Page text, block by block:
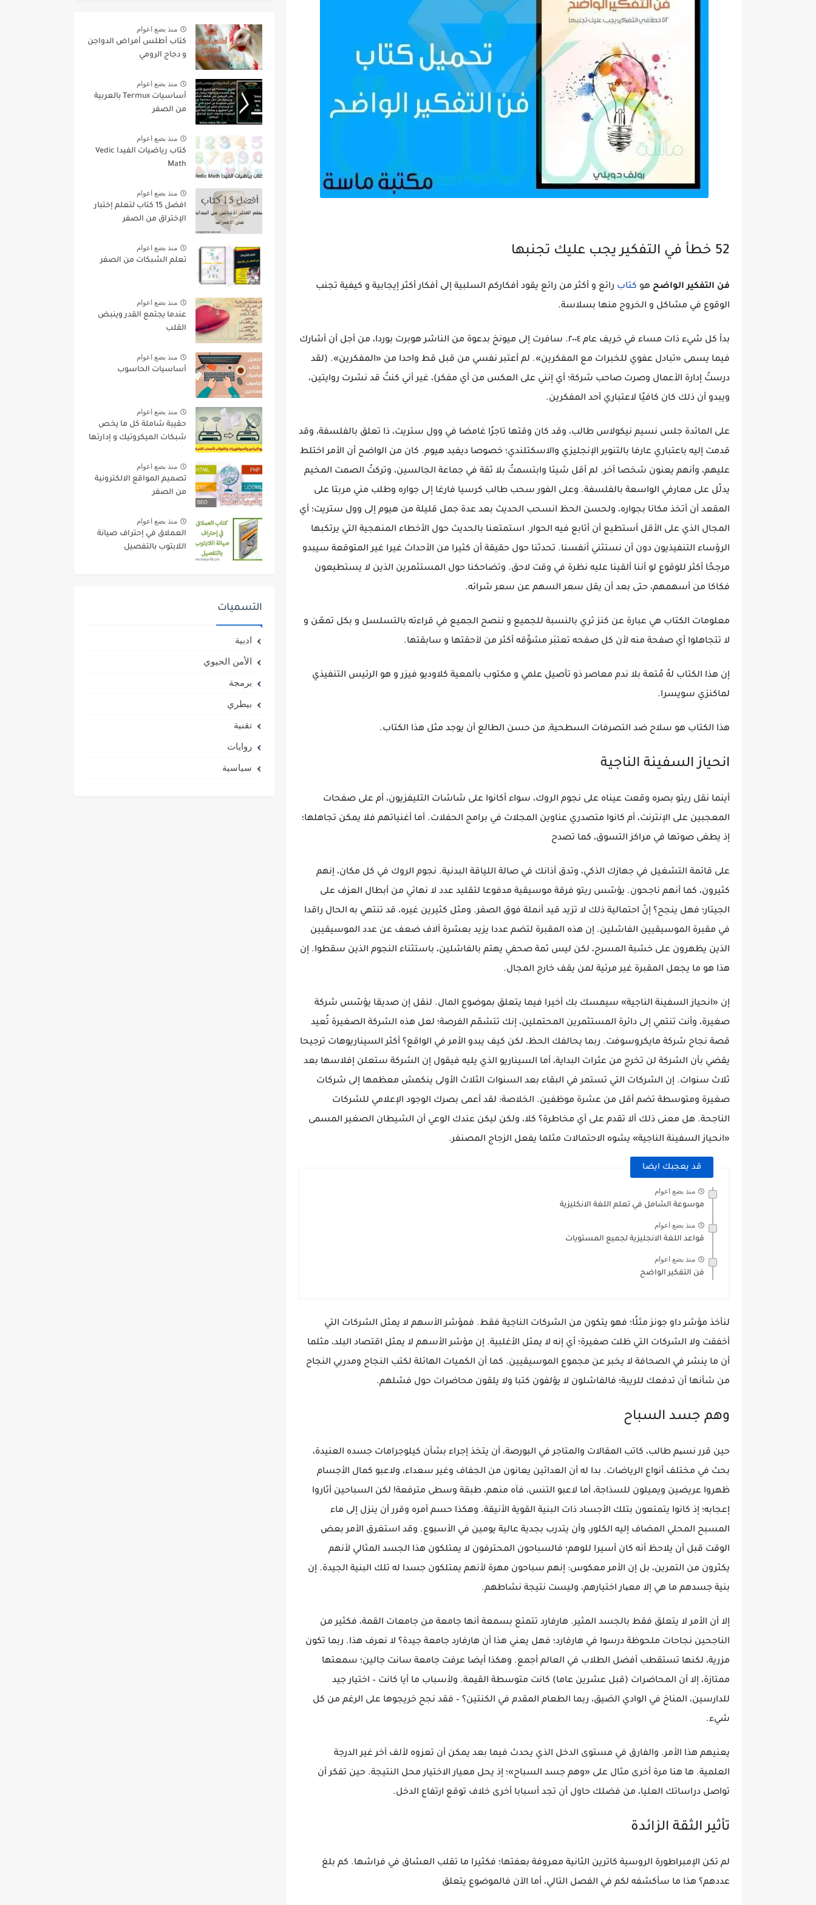
52 خطأ في التفكير يجب عليك تجنبها
فن التفكير الواضح هو كتاب رائع و أكثر من رائع يقود أفكاركم السلبية إلى أفكار أكثر إيجابية و كيفية تجنب
الوقوع في مشاكل و الخروج منها بسلاسة.
بدأ كل شيء ذات مساء في خريف عام ٢٠٠٤. سافرت إلى ميونخ بدعوة من الناشر هوبرت بوردا، من أجل أن أشارك
فيما يسمى «تبادل عفوي للخبرات مع المفكرين». لم أعتبر نفسي من قبل قط واحدا من «المفكرين». (لقد
درستُ إدارة الأعمال وصرت صاحب شركة؛ أي إنني على العكس من أي مفكر)، غير أني كنتُ قد نشرت روايتين،
ويبدو أن ذلك كان كافيًا لاعتباري أحد المفكرين.
على المائدة جلس نسيم نيكولاس طالب، وقد كان وقتها تاجرًا غامضا في وول ستريت، ذا تعلق بالفلسفة، وقد
قدمت إليه باعتباري عارفا بالتنوير الإنجليزي والاسكتلندي؛ خصوصا ديفيد هيوم. كان من الواضح أن الأمر اختلط
عليهم، وأنهم يعنون شخصا آخر. لم أقل شيئا وابتسمتُ بلا ثقة في جماعة الجالسين، وتركتُ الصمت المخيم
يدلّل على معارفي الواسعة بالفلسفة. وعلى الفور سحب طالب كرسيا فارغا إلى جواره وطلب مني مربتا على
المقعد أن أتخذ مكانا بجواره، ولحسن الحظ انسحب الحديث بعد عدة جمل قليلة من هيوم إلى وول ستريت؛ أي
المجال الذي على الأقل أستطيع أن أتابع فيه الحوار. استمتعنا بالحديث حول الأخطاء المنهجية التي يرتكبها
الرؤساء التنفيذيون دون أن نستثني أنفسنا. تحدثنا حول حقيقة أن كثيرا من الأحداث غيرا غير المتوقعة سيبدو
مرجحًا أكثر للوقوع لو أننا ألقينا عليه نظرة في وقت لاحق. وتضاحكنا حول المستثمرين الذين لا يستطيعون
فكاكا من أسهمهم، حتى بعد أن يقل سعر السهم عن سعر شرائه.
معلومات الكتاب هي عبارة عن كنز ثري بالنسبة للجميع و ننصح الجميع في قراءته بالتسلسل و بكل تمعّن و
لا تتجاهلوا أي صفحة منه لأن كل صفحه تعتبَر مشوِّقه أكثر من لآحقتها و سابقتها.
إن هذا الكتاب لهُ مُتعة بلا ندم معاصر ذو تأصيل علمي و مكتوب بألمعية كلاوديو فيزر و هو الرئيس التنفيذي
لماكنزي سويسرا.
هذا الكتاب هو سلاح ضد التصرفات السطحية, من حسن الطالع أن يوجد مثل هذا الكتاب.
انحياز السفينة الناجية
أينما نقل ريتو بصره وقعت عيناه على نجوم الروك، سواء أكانوا على شاشات التليفزيون، أم على صفحات
المعجبين على الإنترنت، أم كانوا متصدري عناوين المجلات في برامج الحفلات. أما أغنياتهم فلا يمكن تجاهلها؛
إذ يطغى صوتها في مراكز التسوق، كما تصدح
على قائمة التشغيل في جهازك الذكي، وتدق آذانك في صالة اللياقة البدنية. نجوم الروك في كل مكان، إنهم
كثيرون، كما أنهم ناجحون. يؤسّس ريتو فرقة موسيقية مدفوعا لتقليد عدد لا نهائي من أبطال العزف على
الجيتار؛ فهل ينجح؟ إنّ احتمالية ذلك لا تزيد قيد أنملة فوق الصفر. ومثل كثيرين غيره، قد تنتهي به الحال راقدا
في مقبرة الموسيقيين الفاشلين. إن هذه المقبرة لتضم عددا يزيد بعشرة آلاف ضعف عن عدد الموسيقيين
الذين يظهرون على خشبة المسرح، لكن ليس ثمة صحفي يهتم بالفاشلين، باستثناء النجوم الذين سقطوا. إن
هذا هو ما يجعل المقبرة غير مرئية لمن يقف خارج المجال.
إن «انحياز السفينة الناجية» سيمسك بك أخيرا فيما يتعلق بموضوع المال. لنقل إن صديقا يؤسّس شركة
صغيرة، وأنت تنتمي إلى دائرة المستثمرين المحتملين، إنك تتشمّم الفرصة؛ لعل هذه الشركة الصغيرة تُعيد
قصة نجاح شركة مايكروسوفت. ربما يحالفك الحظ، لكن كيف يبدو الأمر في الواقع؟ أكثر السيناريوهات ترجيحا
يقضي بأن الشركة لن تخرج من عثرات البداية، أما السيناريو الذي يليه فيقول إن الشركة ستعلن إفلاسها بعد
ثلاث سنوات. إن الشركات التي تستمر في البقاء بعد السنوات الثلاث الأولى ينكمش معظمها إلى شركات
صغيرة ومتوسطة تضم أقل من عشرة موظفين. الخلاصة: لقد أعمى بصرك الوجود الإعلامي للشركات
الناجحة. هل معنى ذلك ألا تقدم على أي مخاطرة؟ كلا، ولكن ليكن عندك الوعي أن الشيطان الصغير المسمى
«انحياز السفينة الناجية» يشوه الاحتمالات مثلما يفعل الزجاج المصنفر.
قد يعجبك ايضا
منذ بضع اعوام
موسوعة الشامل في تعلم اللغة الانكليزية
منذ بضع اعوام
قواعد اللغة الانجليزية لجميع المستويات
منذ بضع اعوام
فن التفكير الواضح
لنأخذ مؤشر داو جونز مثلًا؛ فهو يتكون من الشركات الناجية فقط. فمؤشر الأسهم لا يمثل الشركات التي
أخفقت ولا الشركات التي ظلت صغيرة؛ أي إنه لا يمثل الأغلبية. إن مؤشر الأسهم لا يمثل اقتصاد البلد، مثلما
أن ما ينشر في الصحافة لا يخبر عن مجموع الموسيقيين. كما أن الكميات الهائلة لكتب النجاح ومدربي النجاح
من شأنها أن تدفعك للريبة؛ فالفاشلون لا يؤلفون كتبا ولا يلقون محاضرات حول فشلهم.
وهم جسد السباح
حين قرر نسیم طالب، كاتب المقالات والمتاجر في البورصة، أن يتخذ إجراء بشأن كيلوجرامات جسده العنيدة،
بحث في مختلف أنواع الرياضات. بدا له أن العدائين يعانون من الجفاف وغير سعداء، ولاعبو كمال الأجسام
ظهروا عريضين ويميلون للسذاجة، أما لاعبو التنس، فآه منهم، طبقة وسطى مترفعة! لكن السباحين أثاروا
إعجابه؛ إذ كانوا يتمتعون بتلك الأجساد ذات البنية القوية الأنيقة. وهكذا حسم أمره وقرر أن ينزل إلى ماء
المسبح المحلي المضاف إليه الكلور، وأن يتدرب بجدية عالية يومين في الأسبوع. وقد استغرق الأمر بعض
الوقت قبل أن يلاحظ أنه كان أسيرا للوهم؛ فالسباحون المحترفون لا يمتلكون هذا الجسد المثالي لأنهم
يكثرون من التمرين، بل إن الأمر معكوس: إنهم سباحون مهرة لأنهم يمتلكون جسدا له تلك البنية الجيدة. إن
بنية جسدهم ما هي إلا معیار اختيارهم، وليست نتيجة نشاطهم.
إلا أن الأمر لا يتعلق فقط بالجسد المثير. هارفارد تتمتع بسمعة أنها جامعة من جامعات القمة، فكثير من
الناجحين نجاحات ملحوظة درسوا في هارفارد؛ فهل يعني هذا أن هارفارد جامعة جيدة؟ لا نعرف هذا. ربما تكون
مزرية، لكنها تستقطب أفضل الطلاب في العالم أجمع. وهكذا أيضا عرفت جامعة سانت جالين؛ سمعتها
ممتازة، إلا أن المحاضرات (قبل عشرين عاما) كانت متوسطة القيمة. ولأسباب ما أيا كانت – اختيار جيد
للدارسين، المناخ في الوادي الضيق، ربما الطعام المقدم في الكنتين؟ – فقد نجح خريجوها على الرغم من كل
شيء.
يعنيهم هذا الأمر. والفارق في مستوى الدخل الذي يحدث فيما بعد يمكن أن تعزوه لألف آخر غير الدرجة
العلمية. ها هنا مرة أخرى مثال على «وهم جسد السباح»؛ إذ يحل معيار الاختيار محل النتيجة. حين تفكر أن
تواصل دراساتك العليا، من فضلك حاول أن تجد أسبابا أخرى خلاف توقع ارتفاع الدخل.
تأثير الثقة الزائدة
لم تكن الإمبراطورة الروسية كاترين الثانية معروفة بعفتها؛ فكثيرا ما تقلب العشاق في فراشها. كم بلغ
عددهم؟ هذا ما سأكشفه لكم في الفصل التالي، أما الآن فالموضوع يتعلق
منذ بضع اعوام
كتاب أطلس أمراض الدواجن
و دجاج الرومي
منذ بضع اعوام
أساسيات Termux بالعربية
من الصفر
منذ بضع اعوام
كتاب رياضيات الفيدا Vedic
Math
منذ بضع اعوام
افضل 15 كتاب لتعلم إختبار
الإختراق من الصفر
منذ بضع اعوام
تعلم الشبكات من الصفر
منذ بضع اعوام
عندما يجتمع القدر وينبض
القلب
منذ بضع اعوام
أساسيات الحاسوب
منذ بضع اعوام
حقيبة شاملة كل ما يخص
شبكات الميكروتيك و إدارتها
منذ بضع اعوام
تصميم المواقع الالكترونية
من الصفر
منذ بضع اعوام
العملاق في إحتراف صيانة
اللابتوب بالتفصيل
التسميات
ادبية
الأمن الحيوي
برمجة
بيطري
تقنية
روايات
سياسية